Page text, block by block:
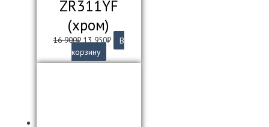
ZR311YF
(хром)
16 900₽ Первоначальная
цена
составляла
13 950₽Текущая
цена:
13
В
корзину